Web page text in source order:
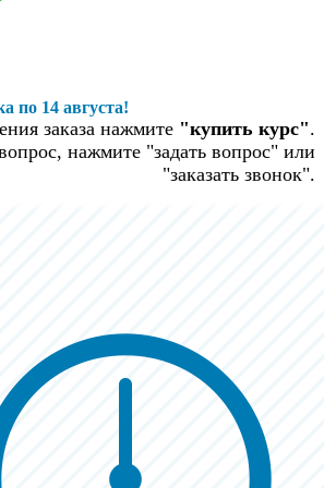
по 14 августа!
заказа нажмите "купить курс".
нажмите "задать вопрос" или
"заказать звонок".